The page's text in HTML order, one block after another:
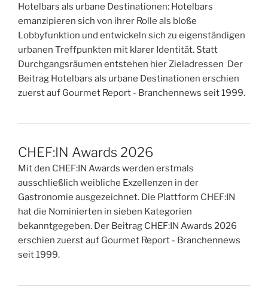
Hotelbars als urbane Destinationen: Hotelbars
emanzipieren sich von ihrer Rolle als bloße
Lobbyfunktion und entwickeln sich zu eigenständigen
urbanen Treffpunkten mit klarer Identität. Statt
Durchgangsräumen entstehen hier Zieladressen Der
Beitrag Hotelbars als urbane Destinationen erschien
zuerst auf Gourmet Report - Branchennews seit 1999.
CHEF:IN Awards 2026
Mit den CHEF:IN Awards werden erstmals
ausschließlich weibliche Exzellenzen in der
Gastronomie ausgezeichnet. Die Plattform CHEF:IN
hat die Nominierten in sieben Kategorien
bekanntgegeben. Der Beitrag CHEF:IN Awards 2026
erschien zuerst auf Gourmet Report - Branchennews
seit 1999.